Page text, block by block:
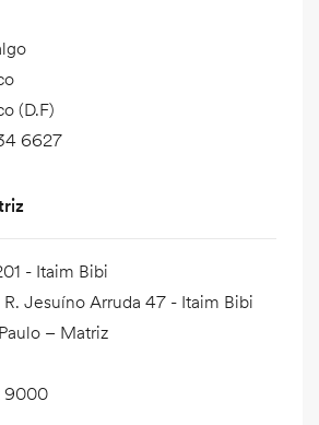
(D.F)
6627
- Itaim Bibi
Jesuíno Arruda 47 - Itaim Bibi
– Matriz
9000